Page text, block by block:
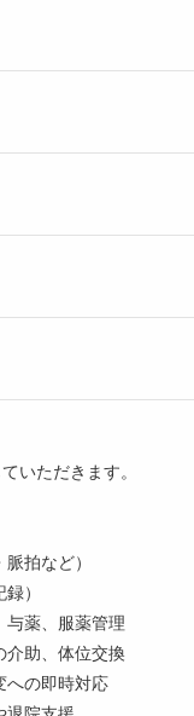
いただきます。
拍など）
）
与薬、服薬管理
介助、体位交換
への即時対応